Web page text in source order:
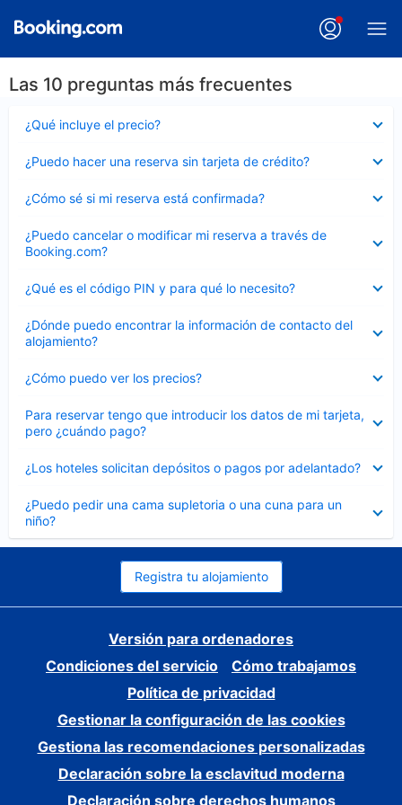
Las 10 preguntas más frecuentes
¿Qué incluye el precio?
cerrado
¿Puedo hacer una reserva sin tarjeta de crédito?
cerrado
¿Cómo sé si mi reserva está confirmada?
cerrado
¿Puedo cancelar o modificar mi reserva a través de
Booking.com?
cerrado
¿Qué es el código PIN y para qué lo necesito?
cerrado
¿Dónde puedo encontrar la información de contacto del
alojamiento?
cerrado
¿Cómo puedo ver los precios?
cerrado
Para reservar tengo que introducir los datos de mi tarjeta,
pero ¿cuándo pago?
cerrado
¿Los hoteles solicitan depósitos o pagos por adelantado?
cerrado
¿Puedo pedir una cama supletoria o una cuna para un
niño?
cerrado
Registra tu alojamiento
Versión para ordenadores
Condiciones del servicio
Cómo trabajamos
Política de privacidad
Gestionar la configuración de las cookies
Gestiona las recomendaciones personalizadas
Declaración sobre la esclavitud moderna
Declaración sobre derechos humanos